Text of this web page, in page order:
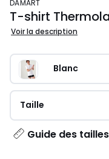
DAMART
T-shirt
Voir la description
Blanc
Taille
Guide des tailles